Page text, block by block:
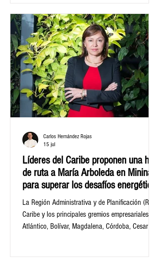
de las distintas zonas del país.
Líderes del Caribe proponen una hoja
de ruta a María Arboleda en Mininas
para superar los desafíos energéticos
de la región
La Región Administrativa y de Planificación (RAP)
Caribe y los principales gremios empresariales de
Atlántico, Bolívar, Magdalena, Córdoba, Cesar y
Carlos Hernández Rojas
15 jul